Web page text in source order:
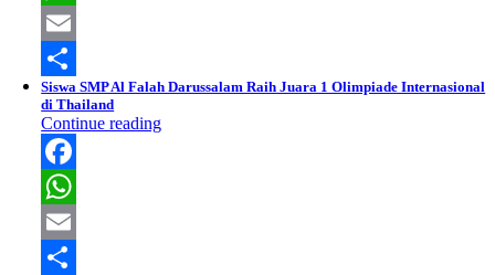
WhatsApp
Email
Share
Siswa SMP Al Falah Darussalam Raih Juara 1 Olimpiade Internasional
di Thailand
Continue reading
Facebook
WhatsApp
Email